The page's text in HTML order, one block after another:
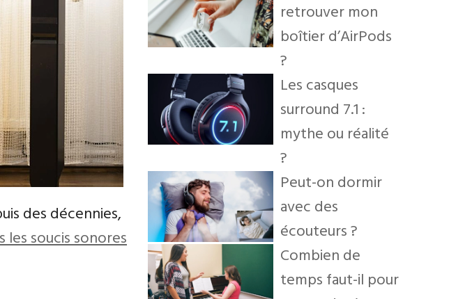
des décennies,
soucis sonores
retrouver mon
boîtier d’AirPods
?
Les casques
surround 7.1 :
mythe ou réalité
?
Peut-on dormir
avec des
écouteurs ?
Combien de
temps faut-il pour